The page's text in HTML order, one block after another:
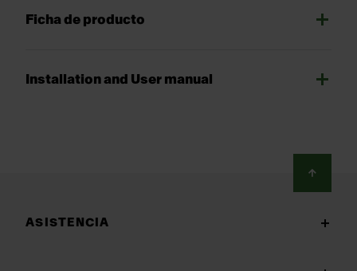
Ficha de producto
Installation and User manual
ASISTENCIA